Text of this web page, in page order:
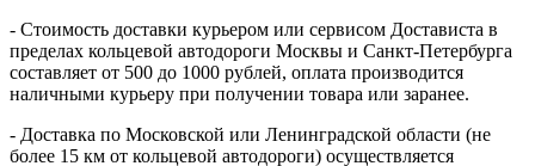
- Стоимость доставки курьером или сервисом Достависта в
пределах кольцевой автодороги Москвы и Санкт-Петербурга
составляет от 500 до 1000 рублей, оплата производится
наличными курьеру при получении товара или заранее.
- Доставка по Московской или Ленинградской области (не
более 15 км от кольцевой автодороги) осуществляется